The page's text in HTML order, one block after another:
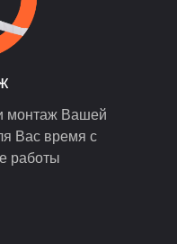
монтаж Вашей
Вас время с
работы